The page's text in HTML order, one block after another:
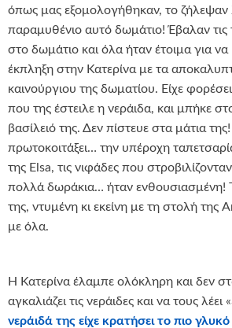
όπως μας εξομολογήθηκαν, το ζήλεψαν
παραμυθένιο αυτό δωμάτιο! Έβαλαν τις
στο δωμάτιο και όλα ήταν έτοιμα για
έκπληξη στην Κατερίνα με τα
καινούργιου της δωματίου. Είχε
που της έστειλε η νεράιδα, και μπήκε
βασίλειό της. Δεν πίστευε στα μάτια
πρωτοκοιτάξει… την υπέροχη
της Elsa, τις νιφάδες που
πολλά δωράκια… ήταν ενθουσιασμένη!
της, ντυμένη κι εκείνη με τη στολή της
με όλα.
Η Κατερίνα έλαμπε ολόκληρη και δεν
αγκαλιάζει τις νεράιδες και να τους λέει
νεράιδά της είχε κρατήσει το πιο